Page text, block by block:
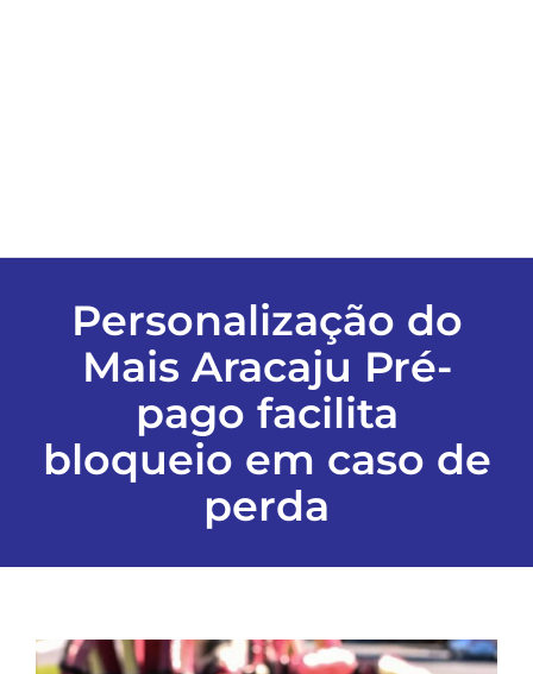
FALE CONOSCO
EDIÇÕES EM PDF
Personalização do
Mais Aracaju Pré-
pago facilita
bloqueio em caso de
perda